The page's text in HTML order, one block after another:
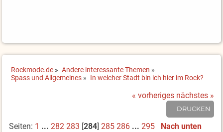
Rockmode.de » Andere interessante Themen »
Spass und Allgemeines » In welcher Stadt bin ich hier im Rock?
« vorheriges nächstes »
DRUCKEN
Seiten: 1 ... 282 283 [284] 285 286 ... 295 Nach unten